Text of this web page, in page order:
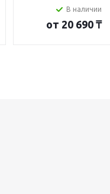
В наличии
от 20 690 ₸